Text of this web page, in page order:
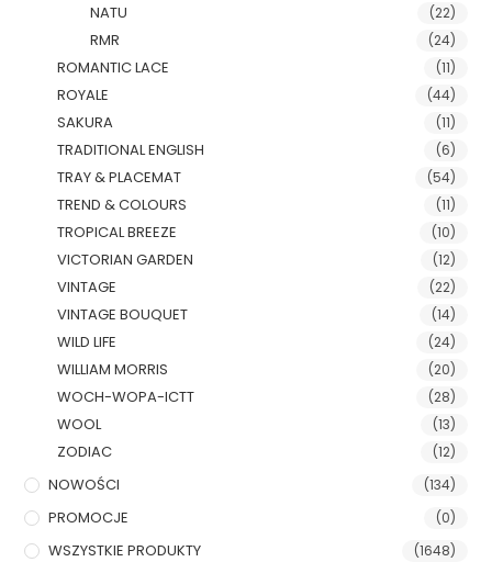
NATU (22)
RMR (24)
ROMANTIC LACE (11)
ROYALE (44)
SAKURA (11)
TRADITIONAL ENGLISH (6)
TRAY & PLACEMAT (54)
TREND & COLOURS (11)
TROPICAL BREEZE (10)
VICTORIAN GARDEN (12)
VINTAGE (22)
VINTAGE BOUQUET (14)
WILD LIFE (24)
WILLIAM MORRIS (20)
WOCH-WOPA-ICTT (28)
WOOL (13)
ZODIAC (12)
NOWOŚCI (134)
PROMOCJE (0)
WSZYSTKIE PRODUKTY (1648)